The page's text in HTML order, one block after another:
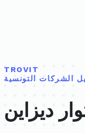
TROVIT
الشركات التونسية
ديزاين